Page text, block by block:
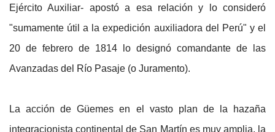
Ejército Auxiliar- apostó a esa relación y lo consideró
"sumamente útil a la expedición auxiliadora del Perú" y el
20 de febrero de 1814 lo designó comandante de las
Avanzadas del Río Pasaje (o Juramento).
La acción de Güemes en el vasto plan de la hazaña
integracionista continental de San Martín es muy amplia, la